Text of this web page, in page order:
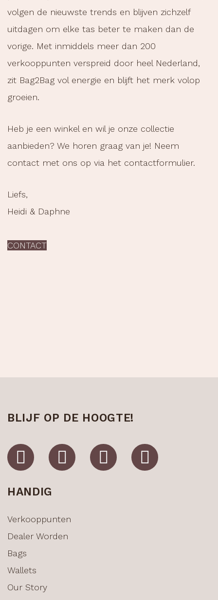
volgen de nieuwste trends en blijven zichzelf
uitdagen om elke tas beter te maken dan de
vorige. Met inmiddels meer dan 200
verkooppunten verspreid door heel Nederland,
zit Bag2Bag vol energie en blijft het merk volop
groeien.
Heb je een winkel en wil je onze collectie
aanbieden? We horen graag van je! Neem
contact met ons op via het contactformulier.
Liefs,
Heidi & Daphne
CONTACT
BLIJF OP DE HOOGTE!
HANDIG
Verkooppunten
Dealer Worden
Bags
Wallets
Our Story